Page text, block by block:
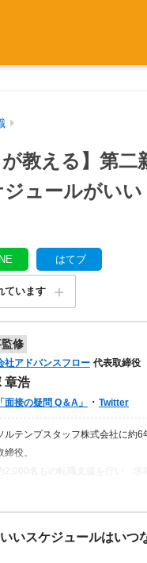
が教える】第
ュールがいい
はてブ
ています
修
社アドバンスフロー 代表取締役
章浩
面接の疑問 Q＆A」 ・ Twitter
ルテンプスタッフ株式会社に約
役。
職はしっかりとした情報が得ら
いスケジュールはいつ